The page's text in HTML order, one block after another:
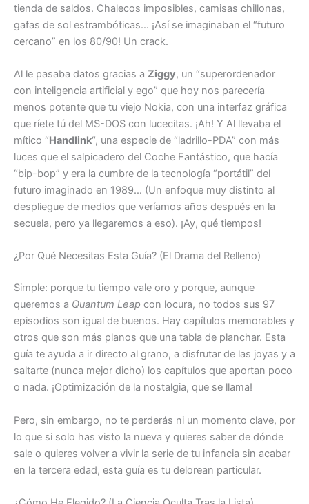
tienda de saldos. Chalecos imposibles, camisas chillonas,
gafas de sol estrambóticas… ¡Así se imaginaban el “futuro
cercano” en los 80/90! Un crack.
Al le pasaba datos gracias a Ziggy, un “superordenador
con inteligencia artificial y ego” que hoy nos parecería
menos potente que tu viejo Nokia, con una interfaz gráfica
que ríete tú del MS-DOS con lucecitas. ¡Ah! Y Al llevaba el
mítico “Handlink“, una especie de “ladrillo-PDA” con más
luces que el salpicadero del Coche Fantástico, que hacía
“bip-bop” y era la cumbre de la tecnología “portátil” del
futuro imaginado en 1989… (Un enfoque muy distinto al
despliegue de medios que veríamos años después en la
secuela, pero ya llegaremos a eso). ¡Ay, qué tiempos!
¿Por Qué Necesitas Esta Guía? (El Drama del Relleno)
Simple: porque tu tiempo vale oro y porque, aunque
queremos a Quantum Leap con locura, no todos sus 97
episodios son igual de buenos. Hay capítulos memorables y
otros que son más planos que una tabla de planchar. Esta
guía te ayuda a ir directo al grano, a disfrutar de las joyas y a
saltarte (nunca mejor dicho) los capítulos que aportan poco
o nada. ¡Optimización de la nostalgia, que se llama!
Pero, sin embargo, no te perderás ni un momento clave, por
lo que si solo has visto la nueva y quieres saber de dónde
sale o quieres volver a vivir la serie de tu infancia sin acabar
en la tercera edad, esta guía es tu delorean particular.